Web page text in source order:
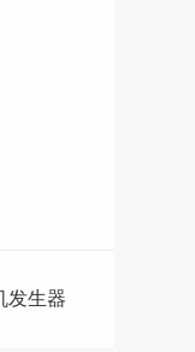
发生器